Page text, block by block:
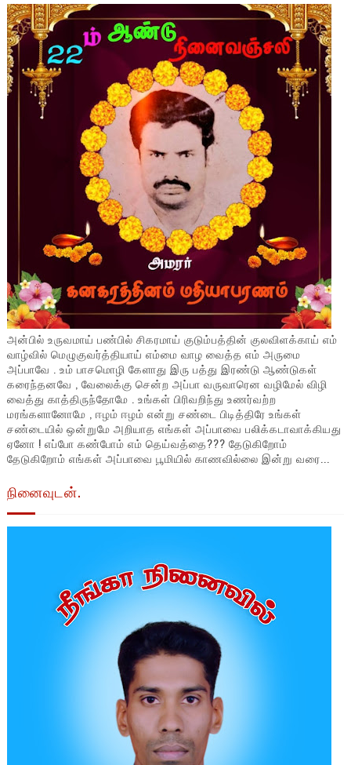
அன்பில் உருவமாய் பண்பில் சிகரமாய் குடும்பத்தின் குலவிளக்காய் எம்
வாழ்வில் மெழுகுவர்த்தியாய் எம்மை வாழ வைத்த எம் அருமை
அப்பாவே . உம் பாசமொழி கேளாது இரு பத்து இரண்டு ஆண்டுகள்
கரைந்தனவே , வேலைக்கு சென்ற அப்பா வருவாரென வழிமேல் விழி
வைத்து காத்திருந்தோமே . உங்கள் பிரிவறிந்து உணர்வற்ற
மரங்களானோமே , ஈழம் ஈழம் என்று சண்டை பிடித்திரே உங்கள்
சண்டையில் ஒன்றுமே அறியாத எங்கள் அப்பாவை பலிக்கடாவாக்கியது
ஏனோ ! எப்போ கண்போம் எம் தெய்வத்தை??? தேடுகிறோம்
தேடுகிறோம் எங்கள் அப்பாவை பூமியில் காணவில்லை இன்று வரை...
நினைவுடன்.